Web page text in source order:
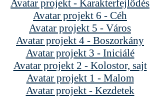
Avatar projekt - Karakterfejlődés
Avatar projekt 6 - Céh
Avatar projekt 5 - Város
Avatar projekt 4 - Boszorkány
Avatar projekt 3 - Iniciálé
Avatar projekt 2 - Kolostor, sajt
Avatar projekt 1 - Malom
Avatar projekt - Kezdetek